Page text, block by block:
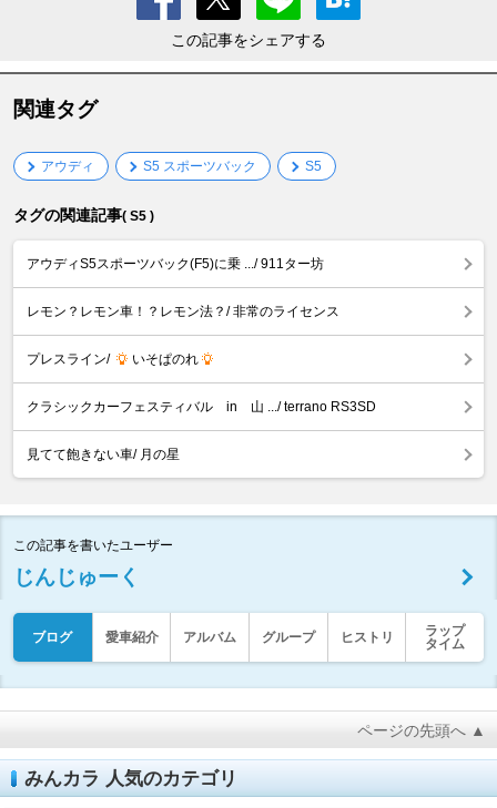
この記事をシェアする
関連タグ
アウディ S5 スポーツバック S5
タグの関連記事( S5 )
アウディS5スポーツバック(F5)に乗 .../ 911ター坊
レモン？レモン車！？レモン法？/ 非常のライセンス
プレスライン/ いそぱのれ
クラシックカーフェスティバル in 山 .../ terrano RS3SD
見てて飽きない車/ 月の星
この記事を書いたユーザー
じんじゅーく
ブログ 愛車紹介 アルバム グループ ヒストリ
ラップ
タイム
ページの先頭へ ▲
みんカラ 人気のカテゴリ